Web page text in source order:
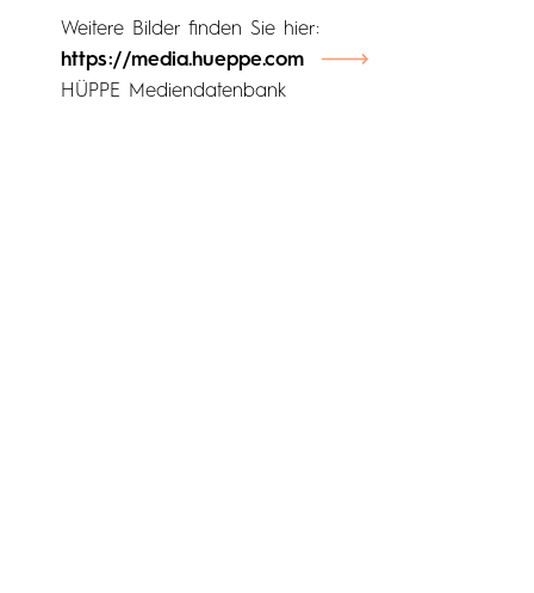
Weitere Bilder finden Sie hier:
https://media.hueppe.com
HÜPPE Mediendatenbank